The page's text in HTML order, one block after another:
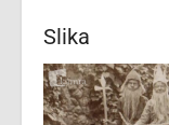
Slika